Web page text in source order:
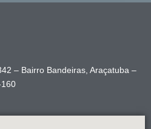
– Bairro Bandeiras, Araçatuba –